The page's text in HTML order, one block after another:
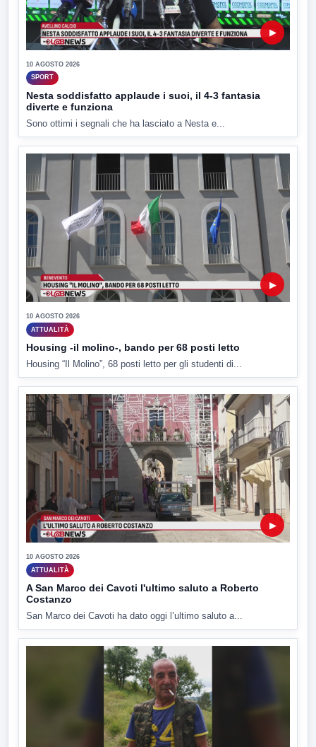
▶
10 AGOSTO 2026
SPORT
Nesta soddisfatto applaude i suoi, il 4-3 fantasia
diverte e funziona
Sono ottimi i segnali che ha lasciato a Nesta e...
▶
10 AGOSTO 2026
ATTUALITÀ
Housing -il molino-, bando per 68 posti letto
Housing “Il Molino”, 68 posti letto per gli studenti di...
▶
10 AGOSTO 2026
ATTUALITÀ
A San Marco dei Cavoti l'ultimo saluto a Roberto
Costanzo
San Marco dei Cavoti ha dato oggi l’ultimo saluto a...